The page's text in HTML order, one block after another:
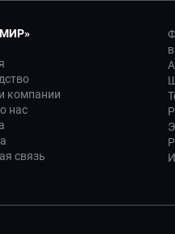
компании
нас
связь